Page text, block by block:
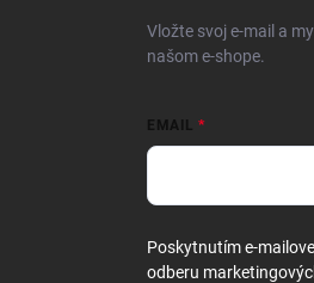
Vložte svoj e-mail a
našom e-shope.
EMAIL
Poskytnutím e-
odberu